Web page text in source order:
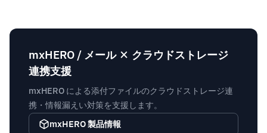
mxHERO / メール × クラウドストレージ
連携支援
mxHERO による添付ファイルのクラウドストレージ連
携・情報漏えい対策を支援します。
mxHERO 製品情報